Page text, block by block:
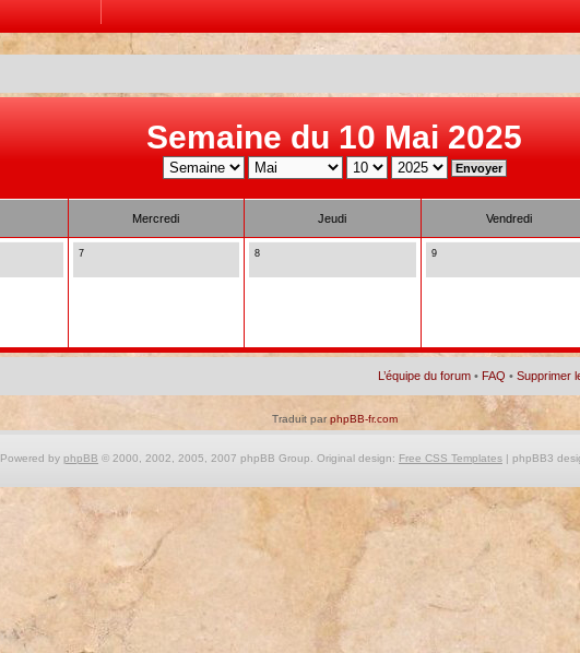
Semaine du 10 Mai 2025
Mercredi Jeudi Vendredi
7 8 9
L’équipe du forum • FAQ •Supprimer
Traduit parphpBB-fr.com
Powered by phpBB © 2000, 2002, 2005, 2007 phpBB Group. Original design: Free CSS Templates| phpBB3